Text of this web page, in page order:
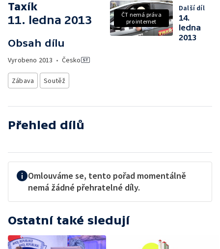
Taxík
11. ledna 2013
Obsah dílu
Vyrobeno 2013 • Česko
Zábava Soutěž
ČT nemá práva
pro internet
Další díl
14.
ledna
2013
Přehled dílů
Omlouváme se, tento pořad momentálně
nemá žádné přehratelné díly.
Ostatní také sledují